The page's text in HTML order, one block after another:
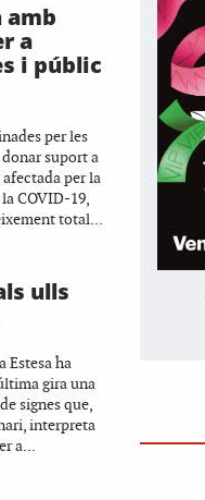
amb
a
i públic
per les
suport a
per la
COVID-19,
total...
ulls
Estesa ha
gira una
signes que,
interpreta
a...